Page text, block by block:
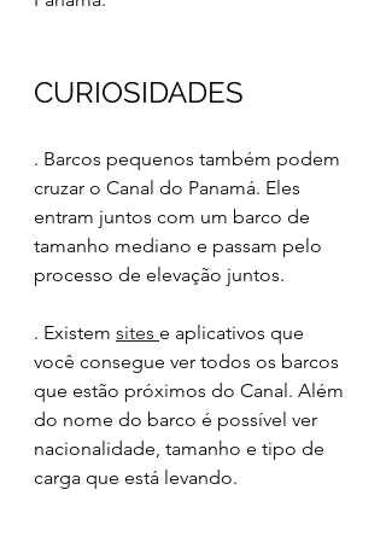
CURIOSIDADES
. Barcos pequenos também podem
cruzar o Canal do Panamá. Eles
entram juntos com um barco de
tamanho mediano e passam pelo
processo de elevação juntos.
. Existem sites e aplicativos que
você consegue ver todos os barcos
que estão próximos do Canal. Além
do nome do barco é possível ver
nacionalidade, tamanho e tipo de
carga que está levando.